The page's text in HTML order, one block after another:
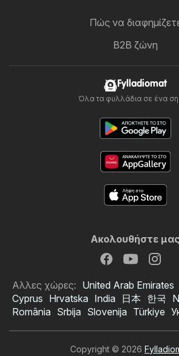
Πώς να
B2B ζώνη
Fylladiomat
Όλα τα φυλλάδια σε ένα
Ακολουθήστε μας
Αλλες χώρες: United Arab Emirates
Cyprus Hrvatska India 日本 한국
România Srbija Slovenija Türkiye
Copyright © 2026